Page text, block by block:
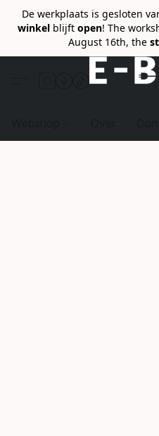
De werkplaats is gesloten
winkelblijft open! The
August 16th, the